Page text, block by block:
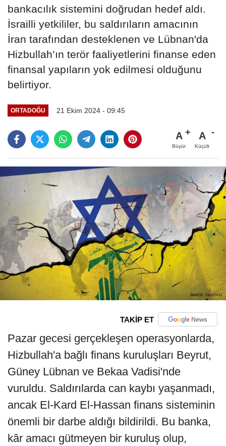
bankacılık sistemini doğrudan hedef aldı.
İsrailli yetkililer, bu saldırıların amacının
İran tarafından desteklenen ve Lübnan'da
Hizbullah’ın terör faaliyetlerini finanse eden
finansal yapıların yok edilmesi olduğunu
belirtiyor.
ORTADOĞU 21 Ekim 2024 - 09:45
A
Büyüt
A
Küçült
TAKİP ET
Pazar gecesi gerçekleşen operasyonlarda,
Hizbullah'a bağlı finans kuruluşları Beyrut,
Güney Lübnan ve Bekaa Vadisi'nde
vuruldu. Saldırılarda can kaybı yaşanmadı,
ancak El-Kard El-Hassan finans sisteminin
önemli bir darbe aldığı bildirildi. Bu banka,
kâr amacı gütmeyen bir kuruluş olup,